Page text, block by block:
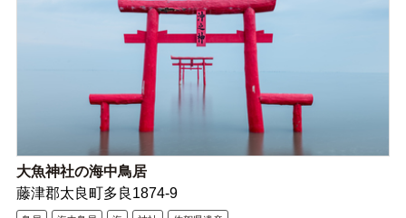
大魚神社の海中鳥居
藤津郡太良町多良1874-9